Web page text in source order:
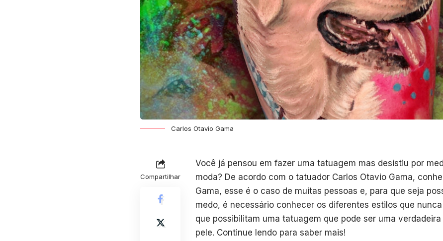
Carlos Otavio Gama
Compartilhar
Você já pensou em fazer uma tatuagem mas desistiu por
moda? De acordo com o tatuador Carlos Otavio Gama,
Gama, esse é o caso de muitas pessoas e, para que seja
medo, é necessário conhecer os diferentes estilos que
que possibilitam uma tatuagem que pode ser uma
pele. Continue lendo para saber mais!